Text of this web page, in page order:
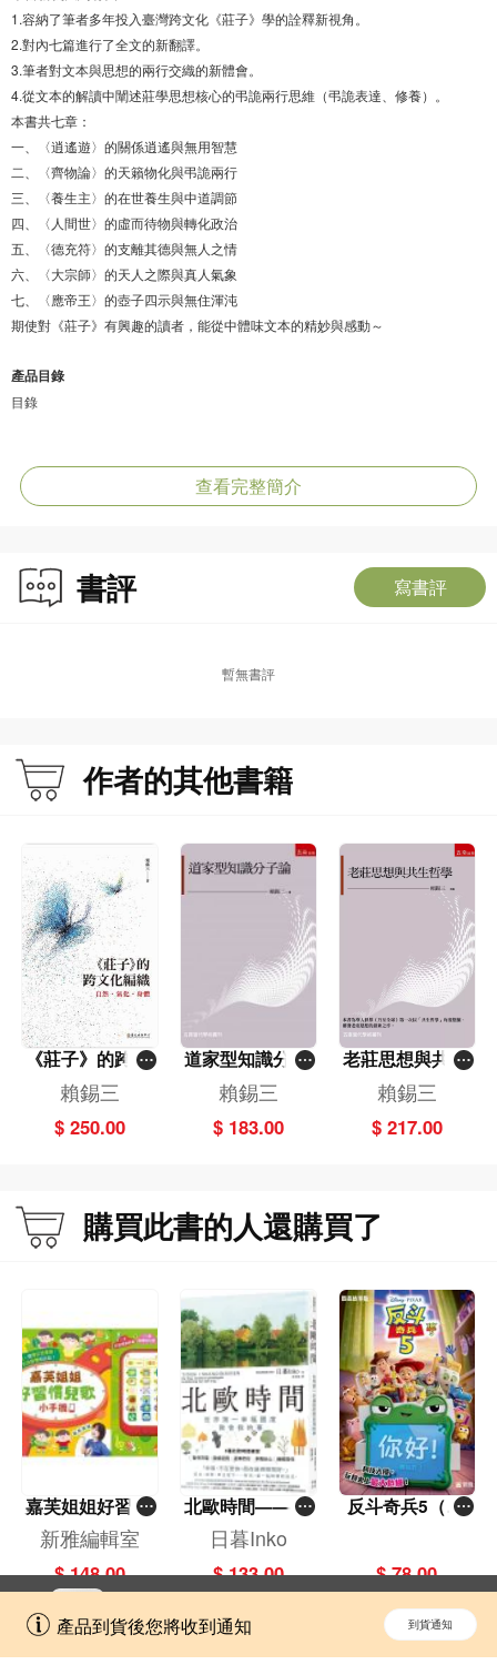
產品到貨後您將收到通知 到貨通知
1.容納了筆者多年投入臺灣跨文化《莊子》學的詮釋新視角。
2.對內七篇進行了全文的新翻譯。
3.筆者對文本與思想的兩行交織的新體會。
4.從文本的解讀中闡述莊學思想核心的弔詭兩行思維（弔詭表達、修養）。
本書共七章：
一、〈逍遙遊〉的關係逍遙與無用智慧
二、〈齊物論〉的天籟物化與弔詭兩行
三、〈養生主〉的在世養生與中道調節
四、〈人間世〉的虛而待物與轉化政治
五、〈德充符〉的支離其德與無人之情
六、〈大宗師〉的天人之際與真人氣象
七、〈應帝王〉的壺子四示與無住渾沌
期使對《莊子》有興趣的讀者，能從中體味文本的精妙與感動～
產品目錄
目錄
第一章 〈逍遙遊〉的關係逍遙與無用智慧
三、天之蒼蒼，其正色邪：上下十方皆無限
四、學鳩與大鵬的小大之辯：小知不及大知，小年不及大年
七、「無」的妙用：把水裝在大瓠之外的想像力
附錄〈逍遙遊〉全文白話新譯
二、槁木死灰的「喪我」與萬化交響的「天籟」
三、真君無君，真宰不宰：遊乎無窮的遊化主體
四、是非兩行，環中無窮
五、即覺即夢，其名弔詭
六、莊周夢蝶：「分而無分，無分而分」之物化
附錄〈齊物論〉全文白話新譯
第三章 〈養生主〉的在世養生與中道調節
一、「養」、「生」、「主」之解題：以調中之道來定調養生大旨
二、「生也有涯」的河流隱喻
三、「緣督以為經」的清虛中流
四、庖丁解牛的依乎天理：無厚之刃的隱喻
附錄〈養生主〉全文白話新譯
一、從「道德政治」（孟子），到「轉化政治」（莊子）
二、心齋前的顏回：突顯道德政治的限制
三、「先存諸己，後存諸人」：儒家和道家的內聖外王之道
四、顏回誤讀「內存諸己」，只是繼續「自師其心」而「執而不化」
五、心齋後的顏回：莊子的真言（道家的內聖外王）
六、共生政治作為一門立場轉化的政治藝術
七、人間世餘味：求其無用、不祥大祥、支離其德、無用之用
一、緣起：醜惡文學與他者關懷
二、「立不教，坐不議，虛而往，實而歸」的王駘
四、「惡駭天下，和而不唱」的哀駘它
查看完整簡介
書評 寫書評
暫無書評
作者的其他書籍
《莊子》的跨文
化編織──自
然．氣化．身體
賴錫三
$ 250.00
道家型知識分子
論
賴錫三
$ 183.00
老莊思想與共生
哲學
賴錫三
$ 217.00
購買此書的人還購買了
嘉芙姐姐好習慣
兒歌小手機
新雅編輯室
$ 148.00
北歐時間——世
界第一幸福國度
教會我的事
日暮Inko
$ 133.00
反斗奇兵5（圖
$ 78.00
擁抱更全面的購物和文化體驗。
開啟